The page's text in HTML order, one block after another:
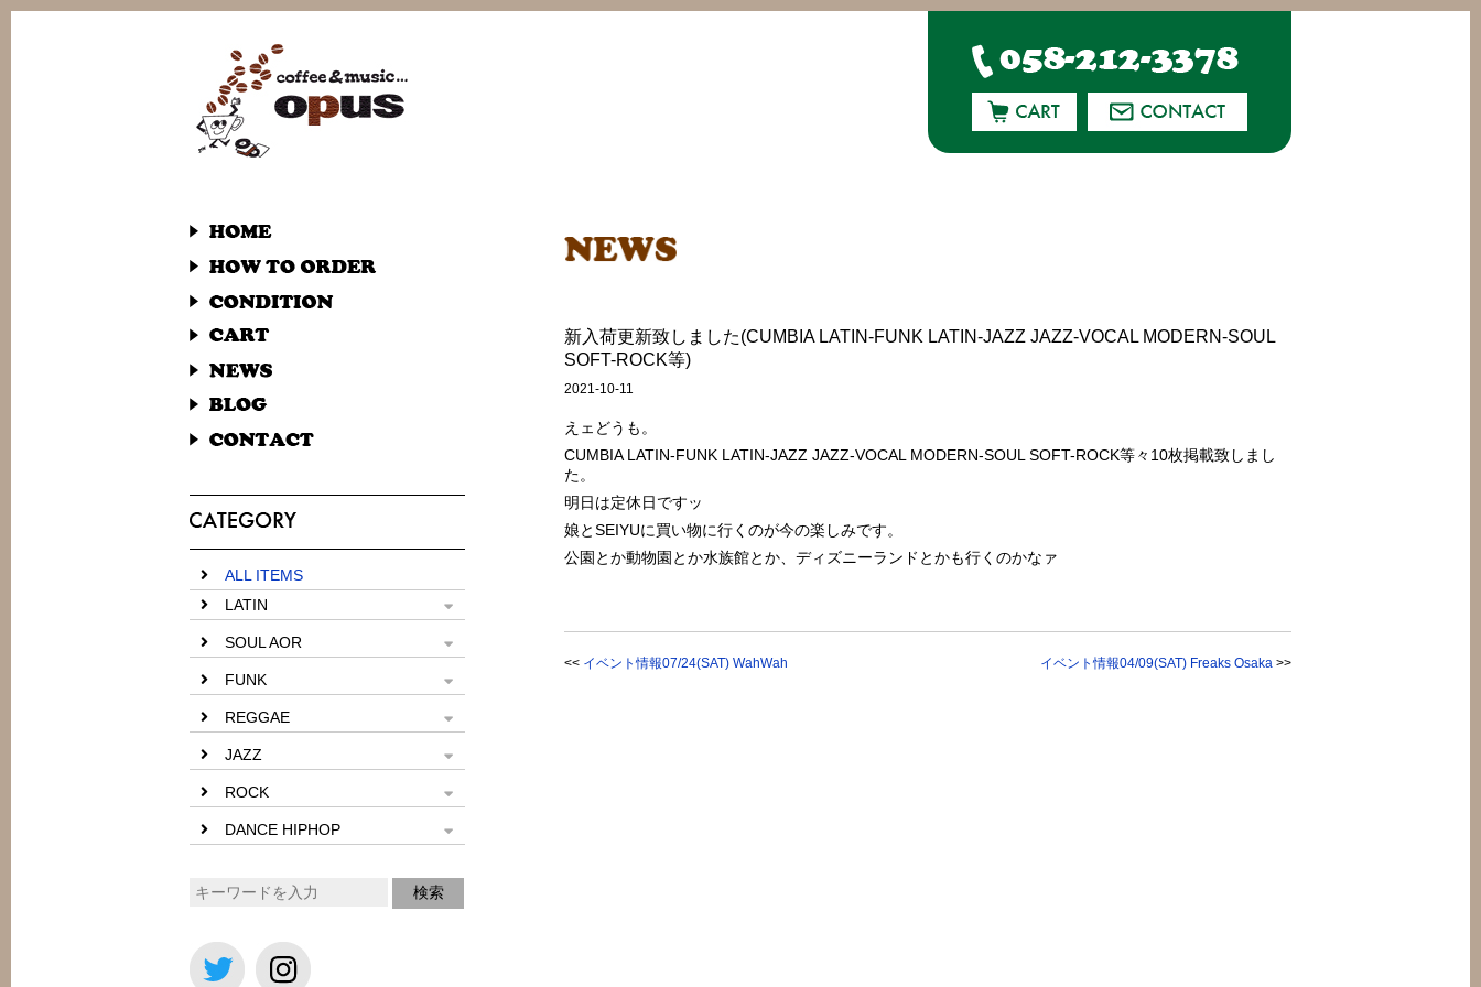
ALL ITEMS
LATIN
SOUL AOR
FUNK
REGGAE
JAZZ
ROCK
DANCE HIPHOP
新入荷更新致しました(CUMBIA LATIN-FUNK LATIN-JAZZ JAZZ-VOCAL MODERN-SOUL
SOFT-ROCK等)
2021-10-11
えェどうも。
CUMBIA LATIN-FUNK LATIN-JAZZ JAZZ-VOCAL MODERN-SOUL SOFT-ROCK等々10枚掲載致しまし
た。
明日は定休日ですッ
娘とSEIYUに買い物に行くのが今の楽しみです。
公園とか動物園とか水族館とか、ディズニーランドとかも行くのかなァ
<< イベント情報07/24(SAT) WahWah イベント情報04/09(SAT) Freaks Osaka >>